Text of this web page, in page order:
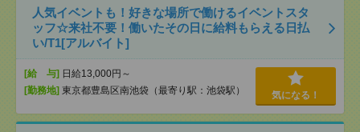
人気イベントも！好きな場所で働けるイベントスタ
ッフ☆来社不要！働いたその日に給料もらえる日払
い/T1[アルバイト]
[給 与] 日給13,000円～
[勤務地] 東京都豊島区南池袋（最寄り駅：池袋駅） 気になる！